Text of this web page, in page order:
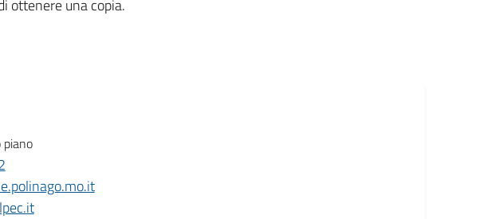
ottenere una copia.
piano